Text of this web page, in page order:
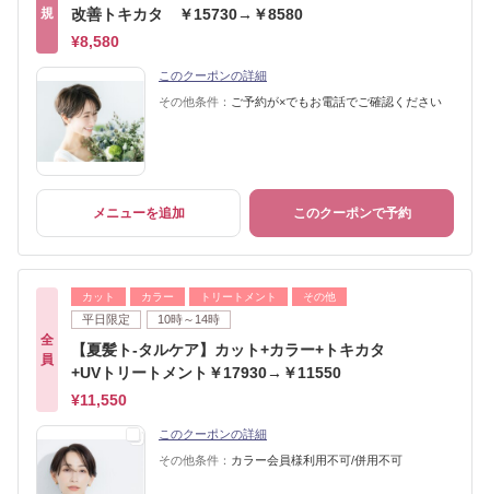
規
改善トキカタ ￥15730→￥8580
¥8,580
このクーポンの詳細
その他条件： ご予約が×でもお電話でご確認ください
メニューを追加 このクーポンで予約
全
員
カット カラー トリートメント その他
平日限定 10時～14時
【夏髪ト-タルケア】カット+カラー+トキカタ
+UVトリートメント￥17930→￥11550
¥11,550
このクーポンの詳細
その他条件： カラー会員様利用不可/併用不可